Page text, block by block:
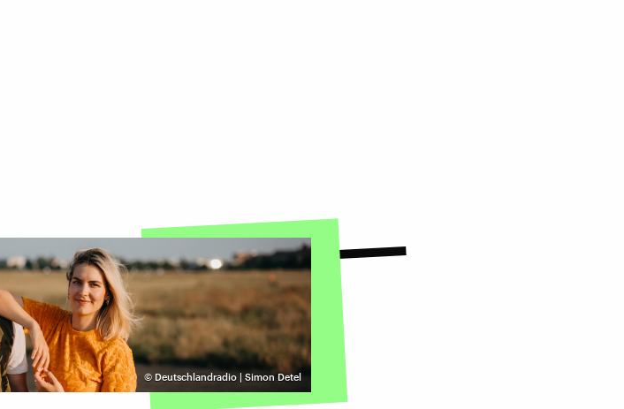
© Deutschlandradio | Simon Detel